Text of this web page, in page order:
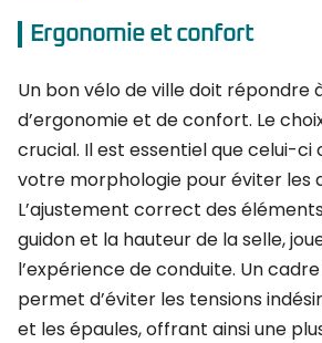
Ergonomie et confort
Un bon vélo de ville doit répondre
d’ergonomie et de confort. Le
crucial. Il est essentiel que celui-
votre morphologie pour éviter les
L’ajustement correct des
guidon et la hauteur de la selle,
l’expérience de conduite. Un
permet d’éviter les tensions
et les épaules, offrant ainsi une